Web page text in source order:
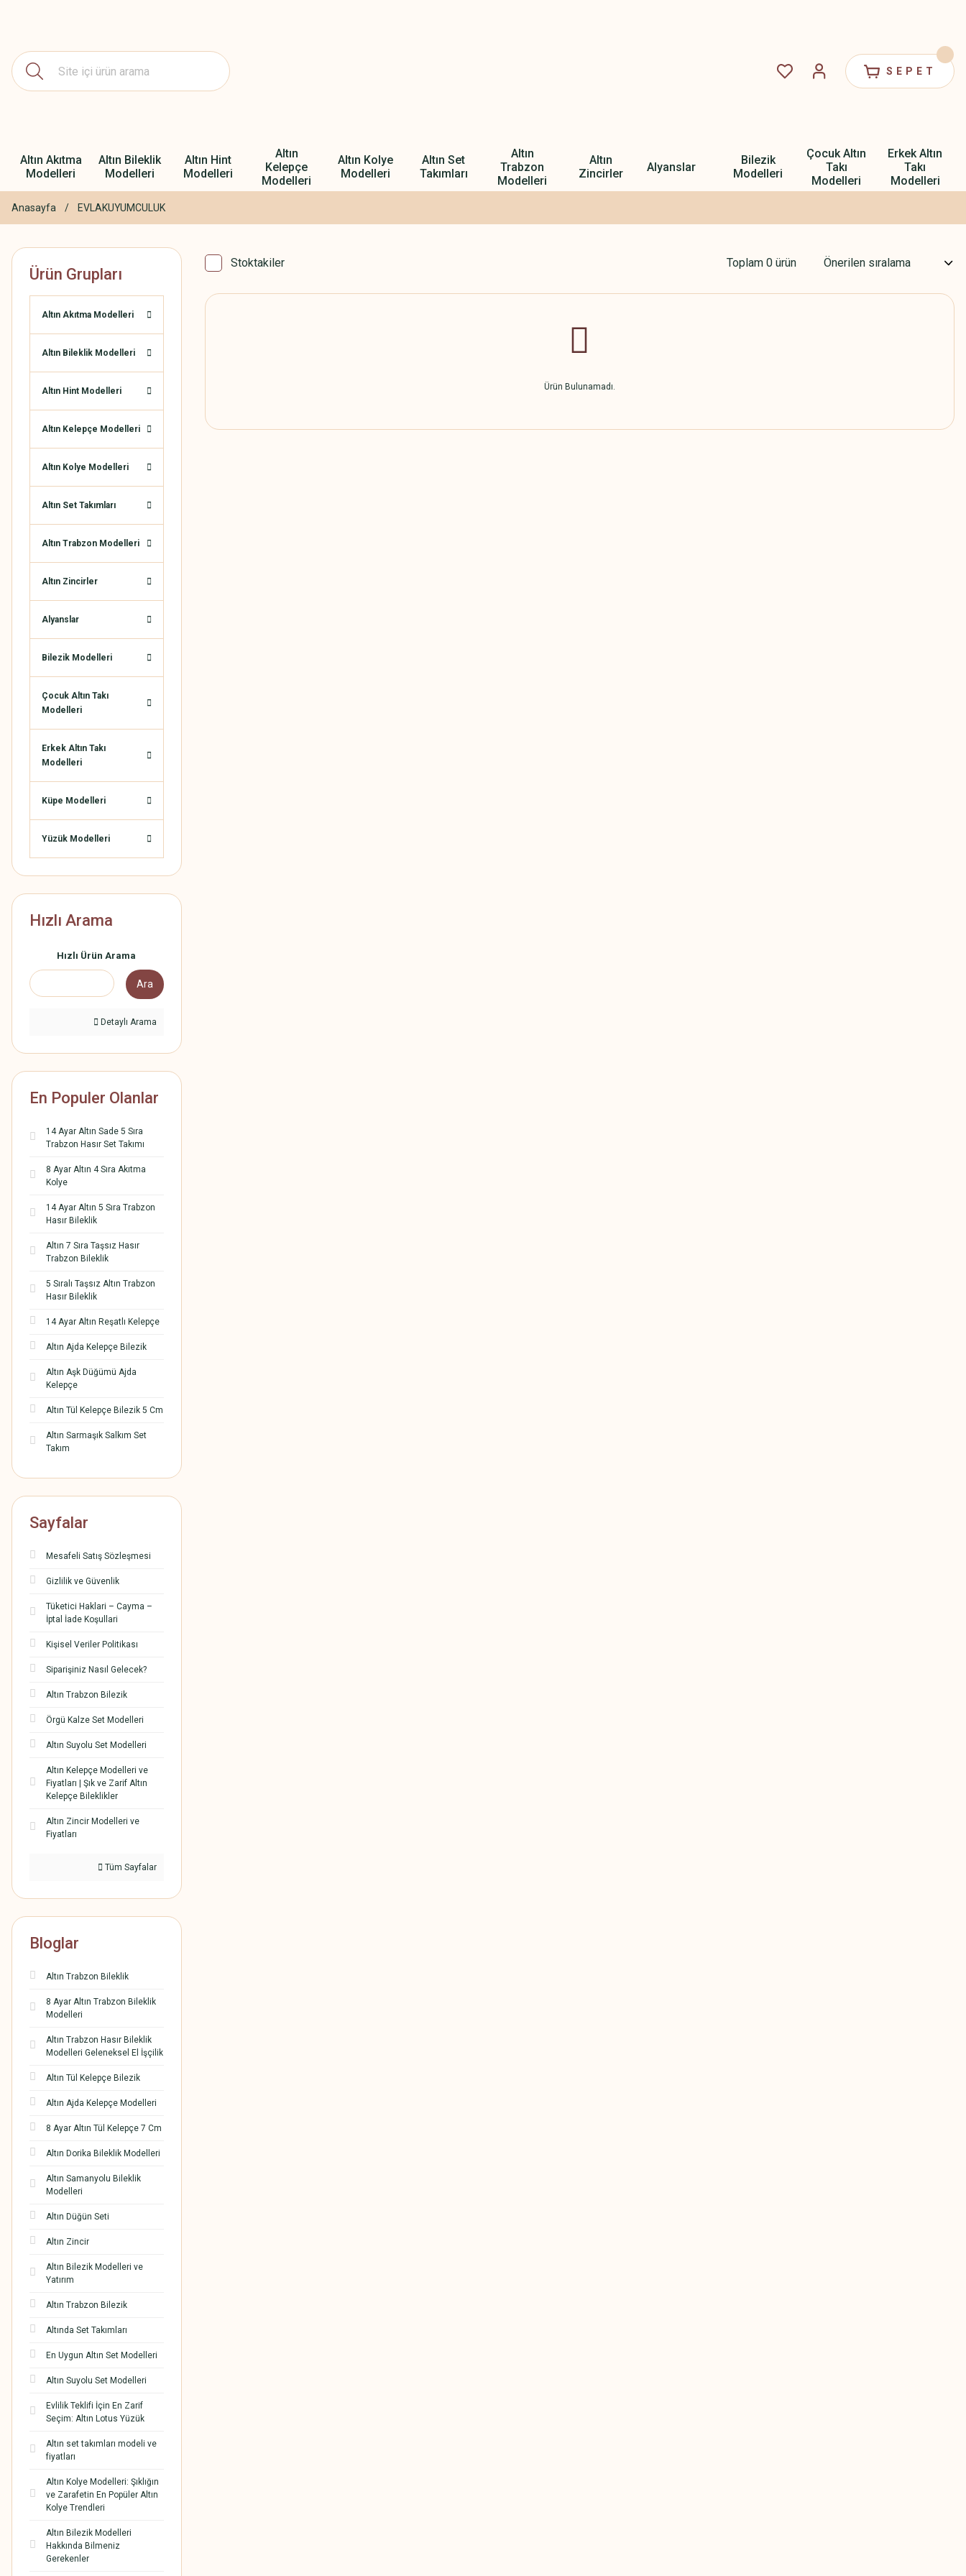
SEPET
Altın Akıtma
Modelleri
Altın Bileklik
Modelleri
Altın Hint
Modelleri
Altın
Kelepçe
Modelleri
Altın Kolye
Modelleri
Altın Set
Takımları
Altın
Trabzon
Modelleri
Altın
Zincirler
Alyanslar
Bilezik
Modelleri
Çocuk Altın
Takı
Modelleri
Erkek Altın
Takı
Modelleri
Anasayfa EVLAKUYUMCULUK
Ürün Grupları
Altın Akıtma Modelleri
Altın Bileklik Modelleri
Altın Hint Modelleri
Altın Kelepçe Modelleri
Altın Kolye Modelleri
Altın Set Takımları
Altın Trabzon Modelleri
Altın Zincirler
Alyanslar
Bilezik Modelleri
Çocuk Altın Takı
Modelleri
Erkek Altın Takı
Modelleri
Küpe Modelleri
Yüzük Modelleri
Hızlı Arama
Hızlı Ürün Arama
Ara
Detaylı Arama
En Populer Olanlar
14 Ayar Altın Sade 5 Sıra
Trabzon Hasır Set Takımı
8 Ayar Altın 4 Sıra Akıtma
Kolye
14 Ayar Altın 5 Sıra Trabzon
Hasır Bileklik
Altın 7 Sıra Taşsız Hasır
Trabzon Bileklik
5 Sıralı Taşsız Altın Trabzon
Hasır Bileklik
14 Ayar Altın Reşatlı Kelepçe
Altın Ajda Kelepçe Bilezik
Altın Aşk Düğümü Ajda
Kelepçe
Altın Tül Kelepçe Bilezik 5 Cm
Altın Sarmaşık Salkım Set
Takım
Sayfalar
Mesafeli Satış Sözleşmesi
Gizlilik ve Güvenlik
Tüketici Haklari – Cayma –
İptal İade Koşullari
Kişisel Veriler Politikası
Siparişiniz Nasıl Gelecek?
Altın Trabzon Bilezik
Örgü Kalze Set Modelleri
Altın Suyolu Set Modelleri
Altın Kelepçe Modelleri ve
Fiyatları | Şık ve Zarif Altın
Kelepçe Bileklikler
Altın Zincir Modelleri ve
Fiyatları
Tüm Sayfalar
Bloglar
Altın Trabzon Bileklik
8 Ayar Altın Trabzon Bileklik
Modelleri
Altın Trabzon Hasır Bileklik
Modelleri Geleneksel El İşçilik
Altın Tül Kelepçe Bilezik
Altın Ajda Kelepçe Modelleri
8 Ayar Altın Tül Kelepçe 7 Cm
Altın Dorika Bileklik Modelleri
Altın Samanyolu Bileklik
Modelleri
Altın Düğün Seti
Altın Zincir
Altın Bilezik Modelleri ve
Yatırım
Altın Trabzon Bilezik
Altında Set Takımları
En Uygun Altın Set Modelleri
Altın Suyolu Set Modelleri
Evlilik Teklifi İçin En Zarif
Seçim: Altın Lotus Yüzük
Altın set takımları modeli ve
fiyatları
Altın Kolye Modelleri: Şıklığın
ve Zarafetin En Popüler Altın
Kolye Trendleri
Altın Bilezik Modelleri
Hakkında Bilmeniz
Gerekenler
Stoktakiler Toplam 0 ürün
Ürün Bulunamadı.